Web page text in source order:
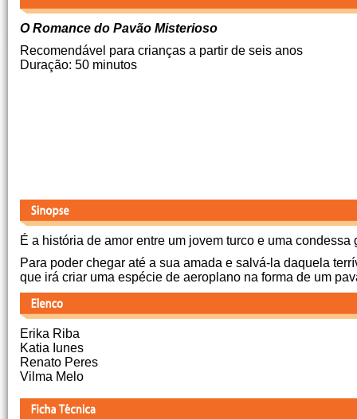
O Romance do Pavão Misterioso
Recomendável para crianças a partir de seis anos
Duração: 50 minutos
É a história de amor entre um jovem turco e uma
Para poder chegar até a sua amada e salvá-la daquela
que irá criar uma espécie de aeroplano na forma de um
Erika Riba
Katia Iunes
Renato Peres
Vilma Melo